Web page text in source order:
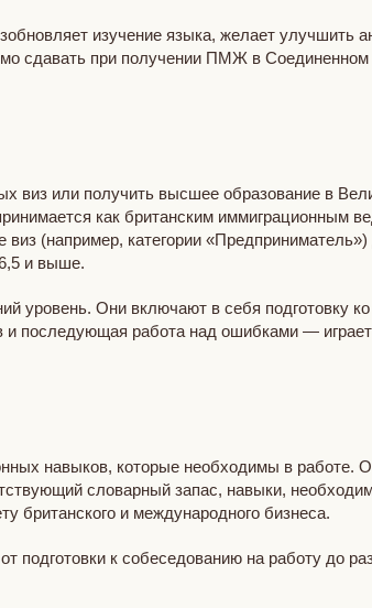
изучение языка, желает улучшить
сдавать при получении ПМЖ в
виз или получить высшее образование в
как британским иммиграционным
(например, категории
и выше.
уровень. Они включают в себя подготовку
последующая работа над ошибками —
навыков, которые необходимы в
словарный запас, навыки,
британского и международного бизнеса.
к собеседованию на работу до